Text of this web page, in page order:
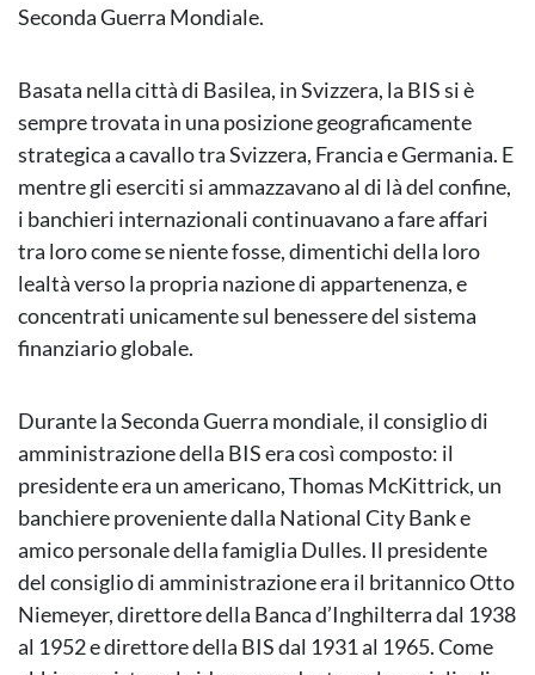
Seconda Guerra Mondiale.
Basata nella città di Basilea, in Svizzera, la BIS si è
sempre trovata in una posizione geograficamente
strategica a cavallo tra Svizzera, Francia e Germania. E
mentre gli eserciti si ammazzavano al di là del confine,
i banchieri internazionali continuavano a fare affari
tra loro come se niente fosse, dimentichi della loro
lealtà verso la propria nazione di appartenenza, e
concentrati unicamente sul benessere del sistema
finanziario globale.
Durante la Seconda Guerra mondiale, il consiglio di
amministrazione della BIS era così composto: il
presidente era un americano, Thomas McKittrick, un
banchiere proveniente dalla National City Bank e
amico personale della famiglia Dulles. Il presidente
del consiglio di amministrazione era il britannico Otto
Niemeyer, direttore della Banca d’Inghilterra dal 1938
al 1952 e direttore della BIS dal 1931 al 1965. Come